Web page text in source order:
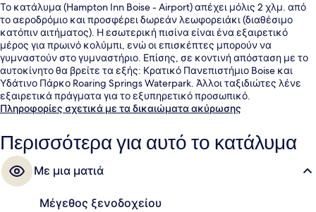
Το κατάλυμα (Hampton Inn Boise - Airport) απέχει μόλις 2 χλμ. από
το αεροδρόμιο και προσφέρει δωρεάν λεωφορειάκι (διαθέσιμο
κατόπιν αιτήματος). Η εσωτερική πισίνα είναι ένα εξαιρετικό
μέρος για πρωινό κολύμπι, ενώ οι επισκέπτες μπορούν να
γυμναστούν στο γυμναστήριο. Επίσης, σε κοντινή απόσταση με το
αυτοκίνητο θα βρείτε τα εξής: Κρατικό Πανεπιστήμιο Boise και
Υδάτινο Πάρκο Roaring Springs Waterpark. Άλλοι ταξιδιώτες λένε
εξαιρετικά πράγματα για το εξυπηρετικό προσωπικό.
Πληροφορίες σχετικά με τα δικαιώματα ακύρωσης
Περισσότερα για αυτό το κατάλυμα
Με μια ματιά
Μέγεθος ξενοδοχείου